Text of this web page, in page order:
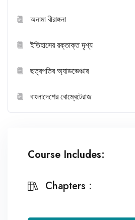
অনামা বীরাঙ্গনা
ইতিহাসের রক্তাক্ত দৃশ্য
ছত্রপতির অ্যাডভেঞ্চার
বাংলাদেশের বোম্বেটেরাজ
Course Includes:
Chapters :